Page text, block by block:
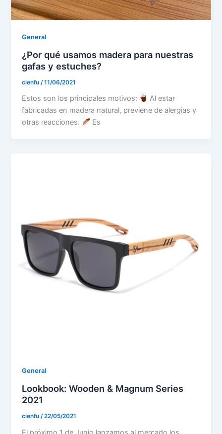
General
¿Por qué usamos madera para nuestras
gafas y estuches?
cienfu /11/06/2021
Estos son los principales motivos:
Al estar
fabricadas en madera natural, previene de alergias y
otras reacciones.
Es
General
Lookbook: Wooden & Magnum Series
2021
cienfu/22/05/2021